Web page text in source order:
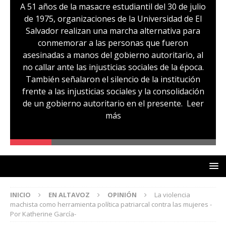
A 51 años de la masacre estudiantil del 30 de julio
de 1975, organizaciones de la Universidad de El
Salvador realizan una marcha alternativa para
conmemorar a las personas que fueron
asesinadas a manos del gobierno autoritario, al
no callar ante las injusticias sociales de la época.
También señalaron el silencio de la institución
frente a las injusticias sociales y la consolidación
de un gobierno autoritario en el presente. Leer
más
INICIO EN ALTAVOZ OPINIÓN
La violencia
machista como herramienta política patriarcal contra las mujeres -
Por Katherine García-